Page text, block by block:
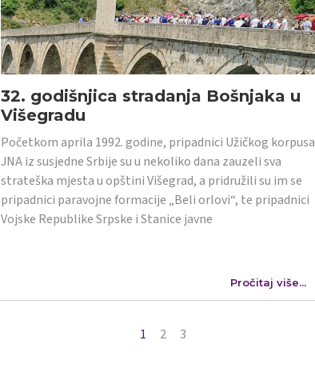
32. godišnjica stradanja Bošnjaka u
Višegradu
Početkom aprila 1992. godine, pripadnici Užičkog korpusa
JNA iz susjedne Srbije su u nekoliko dana zauzeli sva
strateška mjesta u opštini Višegrad, a pridružili su im se
pripadnici paravojne formacije „Beli orlovi“, te pripadnici
Vojske Republike Srpske i Stanice javne
Pročitaj više...
1 2 3